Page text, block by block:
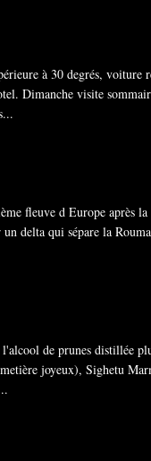
à 30 degrés, voiture
Dimanche visite
fleuve d Europe après
delta qui sépare la
de prunes distillée
joyeux), Sighetu